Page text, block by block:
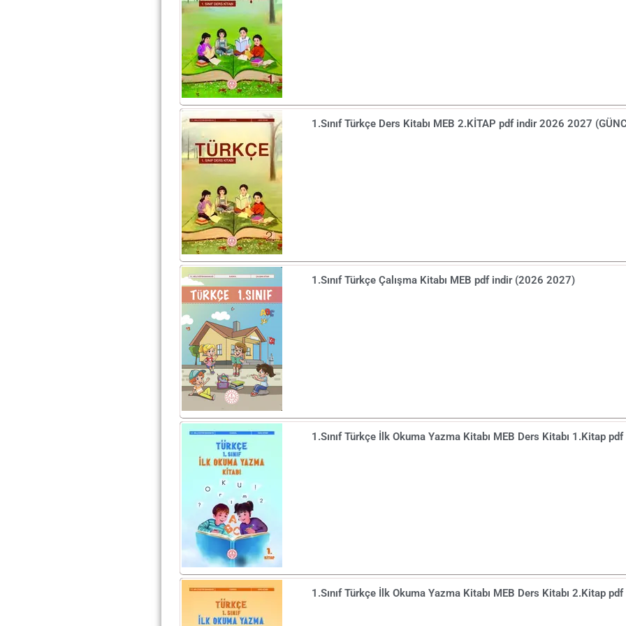
1.Sınıf Türkçe Ders Kitabı MEB 2.KİTAP pdf indir 2026 2027
1.Sınıf Türkçe Çalışma Kitabı MEB pdf indir (2026 2027)
1.Sınıf Türkçe İlk Okuma Yazma Kitabı MEB Ders Kitabı 1.Kitap
1.Sınıf Türkçe İlk Okuma Yazma Kitabı MEB Ders Kitabı 2.Kitap